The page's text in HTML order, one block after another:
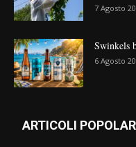
7 Agosto
Swinkels
6 Agosto
ARTICOLI